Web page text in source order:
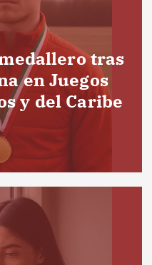
tras
en Juegos
y del Caribe